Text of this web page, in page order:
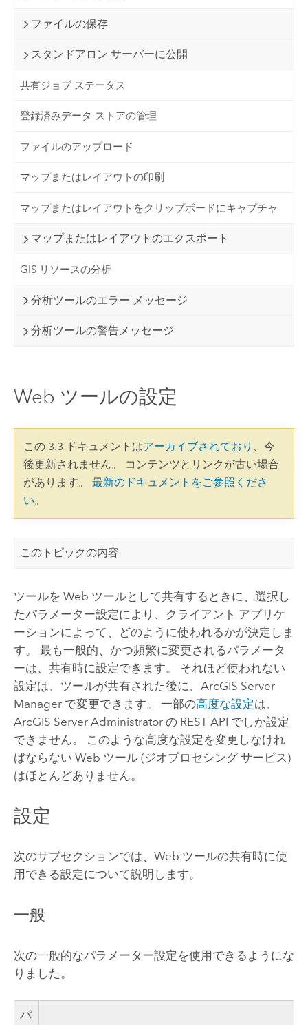
ファイルの保存
スタンドアロン サーバーに公開
共有ジョブ ステータス
登録済みデータ ストアの管理
ファイルのアップロード
マップまたはレイアウトの印刷
マップまたはレイアウトをクリップボードにキャプチャ
マップまたはレイアウトのエクスポート
GIS リソースの分析
分析ツールのエラー メッセージ
分析ツールの警告メッセージ
Web ツールの設定
この 3.3 ドキュメントはアーカイブされており 、今
後更新されません。 コンテンツとリンクが古い場合
があります。 最新のドキュメントをご参照くださ
い。
このトピックの内容
ツールを Web ツールとして共有するときに、選択し
たパラメーター設定により、クライアント アプリケ
ーションによって、どのように使われるかが決定しま
す。 最も一般的、かつ頻繁に変更されるパラメータ
ーは、共有時に設定できます。 それほど使われない
設定は、ツールが共有された後に、 ArcGIS Server
Managerで変更できます。 一部の高度な設定は、
ArcGIS ServerAdministrator の REST API でしか設定
できません。 このような高度な設定を変更しなけれ
ばならない Web ツール (ジオプロセシング サービス)
はほとんどありません。
設定
次のサブセクションでは、Web ツールの共有時に使
用できる設定について説明します。
一般
次の一般的なパラメーター設定を使用できるようにな
りました。
パ